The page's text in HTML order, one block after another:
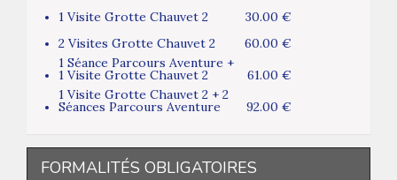
1 Visite Grotte Chauvet 2
30.00 €
2 Visites Grotte Chauvet 2
60.00 €
1 Séance Parcours Aventure +
1 Visite Grotte Chauvet 2
61.00 €
1 Visite Grotte Chauvet 2 + 2
Séances Parcours Aventure 92.00 €
FORMALITÉS OBLIGATOIRES